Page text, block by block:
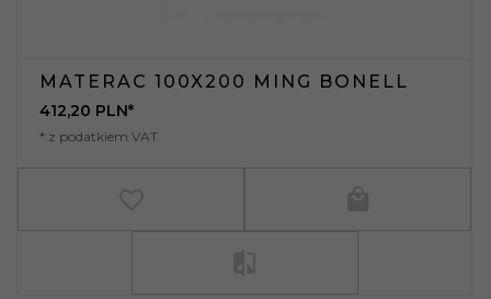
MATERAC 100X200 MING BONELL
412,20 PLN*
* z podatkiem VAT